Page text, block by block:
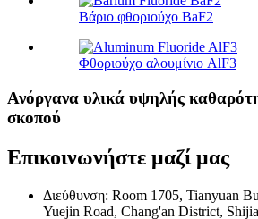
Βάριο φθοριούχο BaF2
Φθοριούχο αλουμίνιο AlF3
Ανόργανα υλικά υψηλής
σκοπού
Επικοινωνήστε μαζί μας
Διεύθυνση: Room 1705, Tianyuan
Yuejin Road, Chang'an District,